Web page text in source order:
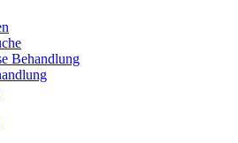
Behandlung